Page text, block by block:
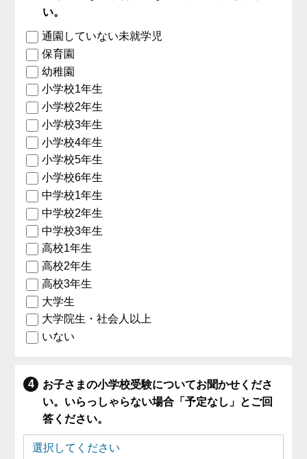
い。
通園していない未就学児
保育園
幼稚園
小学校1年生
小学校2年生
小学校3年生
小学校4年生
小学校5年生
小学校6年生
中学校1年生
中学校2年生
中学校3年生
高校1年生
高校2年生
高校3年生
大学生
大学院生・社会人以上
いない
お子さまの小学校受験についてお聞かせくださ
い。いらっしゃらない場合「予定なし」とご回
答ください。